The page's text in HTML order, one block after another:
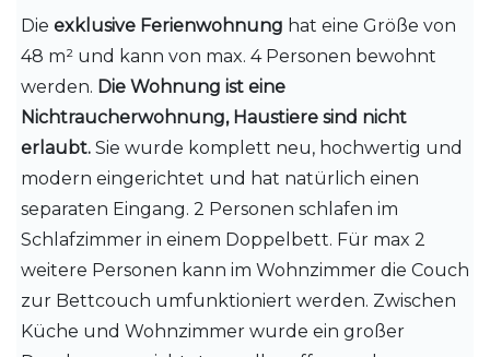
Die exklusive Ferienwohnung hat eine Größe von
48 m² und kann von max. 4 Personen bewohnt
werden. Die Wohnung ist eine
Nichtraucherwohnung, Haustiere sind nicht
erlaubt. Sie wurde komplett neu, hochwertig und
modern eingerichtet und hat natürlich einen
separaten Eingang. 2 Personen schlafen im
Schlafzimmer in einem Doppelbett. Für max 2
weitere Personen kann im Wohnzimmer die Couch
zur Bettcouch umfunktioniert werden. Zwischen
Küche und Wohnzimmer wurde ein großer